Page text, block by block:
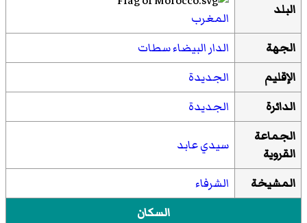
البلد
المغرب
الجهة
الدار البيضاء سطات
الإقليم
الجديدة
الدائرة
الجديدة
الجماعة
القروية
سيدي عابد
المشيخة
الشرفاء
السكان